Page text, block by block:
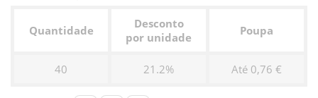
Quantidade
Desconto
por unidade
Poupa
40 21.2% Até 0,76 €